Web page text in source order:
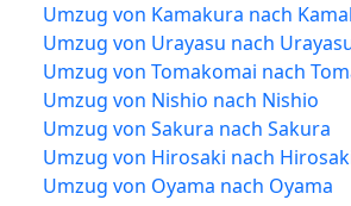
Umzug von Kamakura nach
Umzug von Urayasu nach
Umzug von Tomakomai nach
Umzug von Nishio nach Nishio
Umzug von Sakura nach Sakura
Umzug von Hirosaki nach
Umzug von Oyama nach Oyama